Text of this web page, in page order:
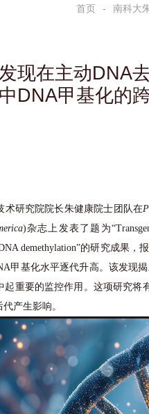
首页 南科大
现在主动DNA
DNA甲基化的
术研究院院长朱健康院士团队在
)杂志上发表了题为
DNA demethylation”的研究成果
甲基化水平逐代升高。该发现
起重要的监控作用。这项研究将
产生影响。